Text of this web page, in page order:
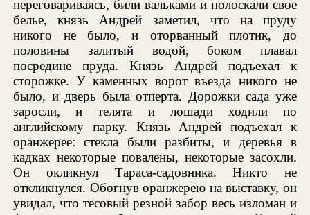
переговариваясь, били вальками и полоскали свое
белье, князь Андрей заметил, что на пруду
никого не было, и оторванный плотик, до
половины залитый водой, боком плавал
посредине пруда. Князь Андрей подъехал к
сторожке. У каменных ворот въезда никого не
было, и дверь была отперта. Дорожки сада уже
заросли, и телята и лошади ходили по
английскому парку. Князь Андрей подъехал к
оранжерее: стекла были разбиты, и деревья в
кадках некоторые повалены, некоторые засохли.
Он окликнул Тараса-садовника. Никто не
откликнулся. Обогнув оранжерею на выставку, он
увидал, что тесовый резной забор весь изломан и